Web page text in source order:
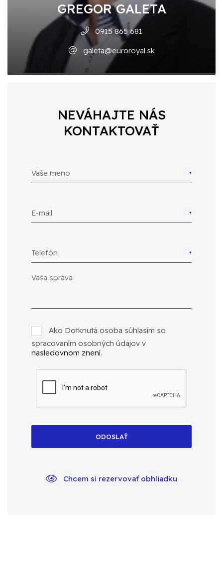
GREGOR GALETA
0915 865 681
galeta@euroroyal.sk
NEVÁHAJTE NÁS
KONTAKTOVAŤ
Vaše meno
E-mail
Telefón
Ako Dotknutá osoba súhlasím so
spracovaním osobných údajov v
nasledovnom znení.
ODOSLAŤ
Chcem si rezervovať obhliadku